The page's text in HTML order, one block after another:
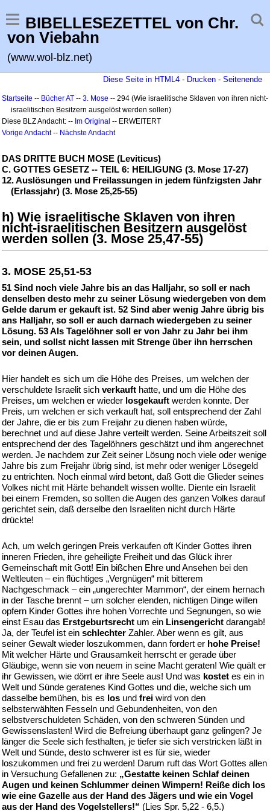
BIBELLESEZETTEL von Chr.
von Viebahn
(www.wol-blz.net)
Diese Seite in HTML4 - Drucken - Seitenende
Startseite -- Bücher AT -- 3. Mose -- 294 (Wie israelitische Sklaven von ihren nicht-
israelitischen Besitzern ausgelöst werden sollen)
Diese BLZ Andacht: -- Im Original -- ERWEITERT
Vorige Andacht-- Nächste Andacht
DAS DRITTE BUCH MOSE (Leviticus)
C. GOTTES GESETZ -- TEIL 6: HEILIGUNG (3. Mose 17-27)
12. Auslösungen und Freilassungen in jedem fünfzigsten Jahr
(Erlassjahr) (3. Mose 25,25-55)
h) Wie israelitische Sklaven von ihren
nicht-israelitischen Besitzern ausgelöst
werden sollen (3. Mose 25,47-55)
3. MOSE 25,51-53
51 Sind noch viele Jahre bis an das Halljahr, so soll er nach
denselben desto mehr zu seiner Lösung wiedergeben von dem
Gelde darum er gekauft ist. 52 Sind aber wenig Jahre übrig bis
ans Halljahr, so soll er auch darnach wiedergeben zu seiner
Lösung. 53 Als Tagelöhner soll er von Jahr zu Jahr bei ihm
sein, und sollst nicht lassen mit Strenge über ihn herrschen
vor deinen Augen.
Hier handelt es sich um die Höhe des Preises, um welchen der
verschuldete Israelit sich verkauft hatte, und um die Höhe des
Preises, um welchen er wieder losgekauft werden konnte. Der
Preis, um welchen er sich verkauft hat, soll entsprechend der Zahl
der Jahre, die er bis zum Freijahr zu dienen haben würde,
berechnet und auf diese Jahre verteilt werden. Seine Arbeitszeit soll
entsprechend der des Tagelöhners geschätzt und ihm angerechnet
werden. Je nachdem zur Zeit seiner Lösung noch viele oder wenige
Jahre bis zum Freijahr übrig sind, ist mehr oder weniger Lösegeld
zu entrichten. Noch einmal wird betont, daß Gott die Glieder seines
Volkes nicht mit Härte behandelt wissen wollte. Diente ein Israelit
bei einem Fremden, so sollten die Augen des ganzen Volkes darauf
gerichtet sein, daß derselbe den Israeliten nicht durch Härte
drückte!
Ach, um welch geringen Preis verkaufen oft Kinder Gottes ihren
inneren Frieden, ihre geheiligte Freiheit und das Glück ihrer
Gemeinschaft mit Gott! Ein bißchen Ehre und Ansehen bei den
Weltleuten – ein flüchtiges „Vergnügen“ mit bitterem
Nachgeschmack – ein „ungerechter Mammon“, der einem hernach
in der Tasche brennt – um solcher elenden, nichtigen Dinge willen
opfern Kinder Gottes ihre hohen Vorrechte und Segnungen, so wie
einst Esau das Erstgeburtsrecht um ein Linsengericht darangab!
Ja, der Teufel ist ein schlechter Zahler. Aber wenn es gilt, aus
seiner Gewalt wieder loszukommen, dann fordert er hohe Preise!
Mit welcher Härte und Grausamkeit herrscht er gerade über
Gläubige, wenn sie von neuem in seine Macht geraten! Wie quält er
ihr Gewissen, wie dörrt er ihre Seele aus! Und was kostet es ein in
Welt und Sünde geratenes Kind Gottes und die, welche sich um
dasselbe bemühen, bis es los und frei wird von den
selbsterwählten Fesseln und Gebundenheiten, von den
selbstverschuldeten Schäden, von den schweren Sünden und
Gewissenslasten! Wird die Befreiung überhaupt ganz gelingen? Je
länger die Seele sich festhalten, je tiefer sie sich verstricken läßt in
Welt und Sünde, desto schwerer ist es für sie, wieder
loszukommen und frei zu werden! Darum ruft das Wort Gottes allen
in Versuchung Gefallenen zu: „Gestatte keinen Schlaf deinen
Augen und keinen Schlummer deinen Wimpern! Reiße dich los
wie eine Gazelle aus der Hand des Jägers und wie ein Vogel
aus der Hand des Vogelstellers!“ (Lies Spr. 5,22 - 6,5.)